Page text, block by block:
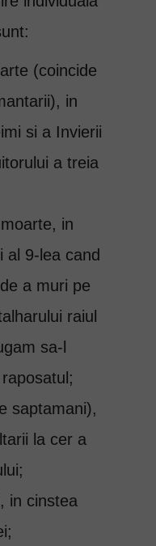
(coincide
in
si a Invierii
a treia
in
al 9-lea cand
a muri pe
raiul
sa-l
saptamani),
la cer a
in cinstea